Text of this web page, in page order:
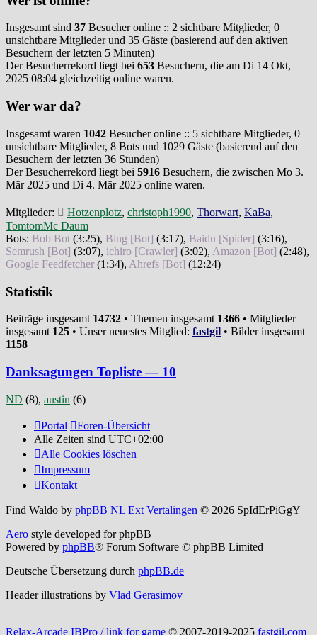
Insgesamt sind 37 Besucher online :: 2 sichtbare Mitglieder, 0
unsichtbare Mitglieder und 35 Gäste (basierend auf den aktiven
Besuchern der letzten 5 Minuten)
Der Besucherrekord liegt bei 653 Besuchern, die am Di 14 Okt,
2025 08:04 gleichzeitig online waren.
Wer war da?
Insgesamt waren 1042 Besucher online :: 5 sichtbare Mitglieder, 0
unsichtbare Mitglieder, 8 Bots und 1029 Gäste (basierend auf den
Besuchern der letzten 36 Stunden)
Der Besucherrekord liegt bei 5916 Besuchern, die zwischen Mo 3.
Mär 2025 und Di 4. Mär 2025 online waren.
Mitglieder: Hotzenplotz, christoph1990, Thorwart, KaBa,
TomtomMc Daum
Bots: Bob Bot (3:25), Bing [Bot] (3:17), Baidu [Spider] (3:16),
Semrush [Bot] (3:07), ichiro [Crawler] (3:02), Amazon [Bot] (2:48),
Google Feedfetcher (1:34), Ahrefs [Bot] (12:24)
Statistik
Beiträge insgesamt 14732 • Themen insgesamt 1366 • Mitglieder
insgesamt 125 • Unser neuestes Mitglied: fastgil • Bilder insgesamt
1158
Danksagungen Topliste — 10
ND (8), austin (6)
Portal
Foren-Übersicht
Alle Zeiten sind UTC+02:00
Alle Cookies löschen
Impressum
Kontakt
Find Waldo by phpBB NL Ext Vertalingen © 2026 SpIdErPiGgY
Aero style developed for phpBB
Powered by phpBB® Forum Software © phpBB Limited
Deutsche Übersetzung durch phpBB.de
Header illustrations by Vlad Gerasimov
Relax-Arcade IBPro / link for game © 2007-2019-2025 fastgil.com